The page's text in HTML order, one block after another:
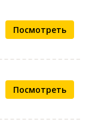
Посмотреть
Посмотреть